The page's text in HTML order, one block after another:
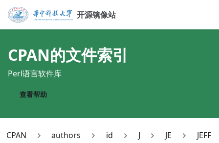
开源镜像站
CPAN的文件索引
Perl语言软件库
查看帮助
CPAN authors id J JE JEFF